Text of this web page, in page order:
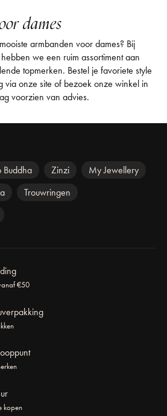
dames
armbanden voor dames? Bij
we een ruim assortiment aan
topmerken. Bestel je favoriete style
via onze site of bezoek onze winkel in
voorzien van advies.
Buddha Zinzi
My Jewellery
Trouwringen
€50
kopen